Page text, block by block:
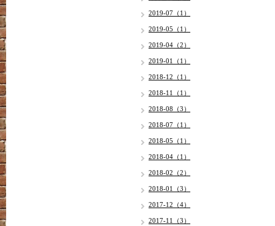
2019-07（1）
2019-05（1）
2019-04（2）
2019-01（1）
2018-12（1）
2018-11（1）
2018-08（3）
2018-07（1）
2018-05（1）
2018-04（1）
2018-02（2）
2018-01（3）
2017-12（4）
2017-11（3）